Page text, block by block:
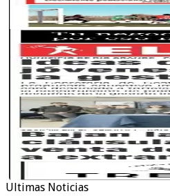
Ultimas Noticias